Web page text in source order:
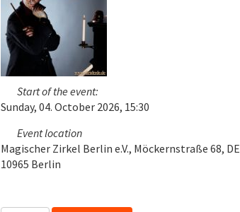
Start of the event:
Sunday, 04. October 2026, 15:30
Event location
Magischer Zirkel Berlin e.V., Möckernstraße 68,
10965 Berlin